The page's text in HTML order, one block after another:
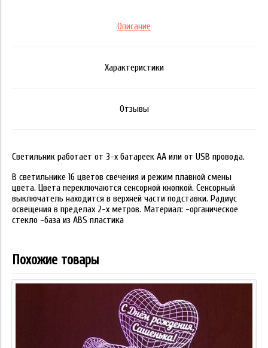
Описание
Характеристики
Отзывы
Светильник работает от 3-х батареек АА или от USB провода.
В светильнике 16 цветов свечения и режим плавной смены
цвета. Цвета переключаются сенсорной кнопкой. Сенсорный
выключатель находится в верхней части подставки. Радиус
освещения в пределах 2-х метров. Материал: -органическое
стекло -база из ABS пластика
Похожие товары